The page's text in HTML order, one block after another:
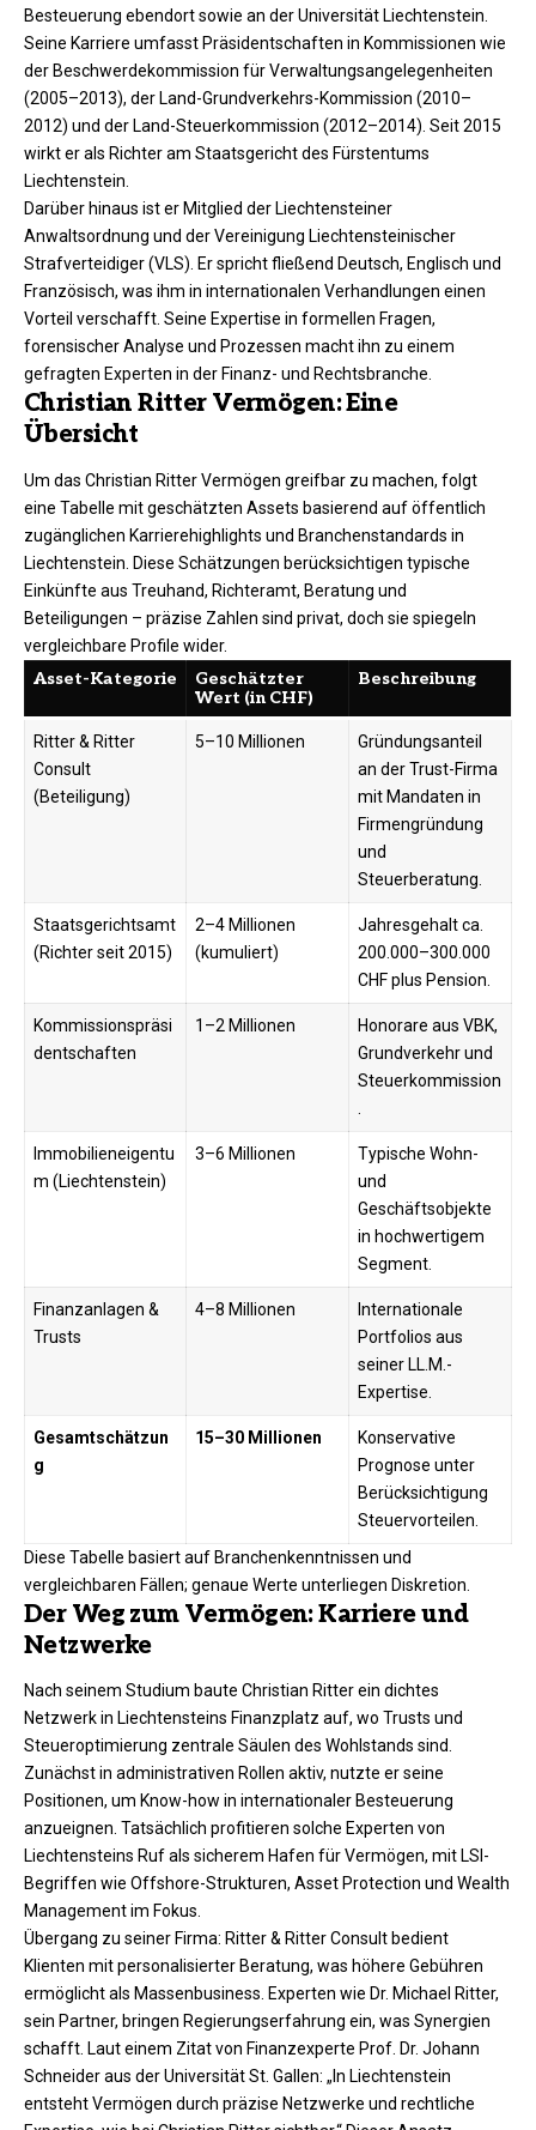
Besteuerung ebendort sowie an der Universität Liechtenstein.
Seine Karriere umfasst Präsidentschaften in Kommissionen wie
der Beschwerdekommission für Verwaltungsangelegenheiten
(2005–2013), der Land-Grundverkehrs-Kommission (2010–
2012) und der Land-Steuerkommission (2012–2014). Seit 2015
wirkt er als Richter am Staatsgericht des Fürstentums
Liechtenstein.
Darüber hinaus ist er Mitglied der Liechtensteiner
Anwaltsordnung und der Vereinigung Liechtensteinischer
Strafverteidiger (VLS). Er spricht fließend Deutsch, Englisch und
Französisch, was ihm in internationalen Verhandlungen einen
Vorteil verschafft. Seine Expertise in formellen Fragen,
forensischer Analyse und Prozessen macht ihn zu einem
gefragten Experten in der Finanz- und Rechtsbranche.​
Christian Ritter Vermögen: Eine
Übersicht
Um das Christian Ritter Vermögen greifbar zu machen, folgt
eine Tabelle mit geschätzten Assets basierend auf öffentlich
zugänglichen Karrierehighlights und Branchenstandards in
Liechtenstein. Diese Schätzungen berücksichtigen typische
Einkünfte aus Treuhand, Richteramt, Beratung und
Beteiligungen – präzise Zahlen sind privat, doch sie spiegeln
vergleichbare Profile wider.
Asset-Kategorie
Geschätzter
Wert (in CHF)
Beschreibung
Ritter & Ritter
Consult
(Beteiligung)
5–10 Millionen
Gründungsanteil
an der Trust-Firma
mit Mandaten in
Firmengründung
und
Steuerberatung.
Staatsgerichtsamt
(Richter seit 2015)
2–4 Millionen
(kumuliert)
Jahresgehalt ca.
200.000–300.000
CHF plus Pension.
Kommissionspräsi
dentschaften
1–2 Millionen
Honorare aus VBK,
Grundverkehr und
Steuerkommission
Immobilieneigentu
m (Liechtenstein)
3–6 Millionen
Typische Wohn-
und
Geschäftsobjekte
in hochwertigem
Segment.
Finanzanlagen &
Trusts
4–8 Millionen
Internationale
Portfolios aus
seiner LL.M.-
Expertise.
Gesamtschätzun
g
15–30 Millionen
Konservative
Prognose unter
Berücksichtigung
Steuervorteilen.
Diese Tabelle basiert auf Branchenkenntnissen und
vergleichbaren Fällen; genaue Werte unterliegen Diskretion.​
Der Weg zum Vermögen: Karriere und
Netzwerke
Nach seinem Studium baute Christian Ritter ein dichtes
Netzwerk in Liechtensteins Finanzplatz auf, wo Trusts und
Steueroptimierung zentrale Säulen des Wohlstands sind.
Zunächst in administrativen Rollen aktiv, nutzte er seine
Positionen, um Know-how in internationaler Besteuerung
anzueignen. Tatsächlich profitieren solche Experten von
Liechtensteins Ruf als sicherem Hafen für Vermögen, mit LSI-
Begriffen wie Offshore-Strukturen, Asset Protection und Wealth
Management im Fokus.
Übergang zu seiner Firma: Ritter & Ritter Consult bedient
Klienten mit personalisierter Beratung, was höhere Gebühren
ermöglicht als Massenbusiness. Experten wie Dr. Michael Ritter,
sein Partner, bringen Regierungserfahrung ein, was Synergien
schafft. Laut einem Zitat von Finanzexperte Prof. Dr. Johann
Schneider aus der Universität St. Gallen: „In Liechtenstein
entsteht Vermögen durch präzise Netzwerke und rechtliche